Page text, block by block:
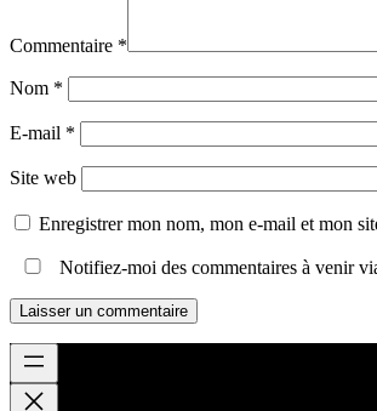
Commentaire *
Nom *
E-mail *
Site web
Enregistrer mon nom, mon e-mail et mon
Notifiez-moi des commentaires à venir